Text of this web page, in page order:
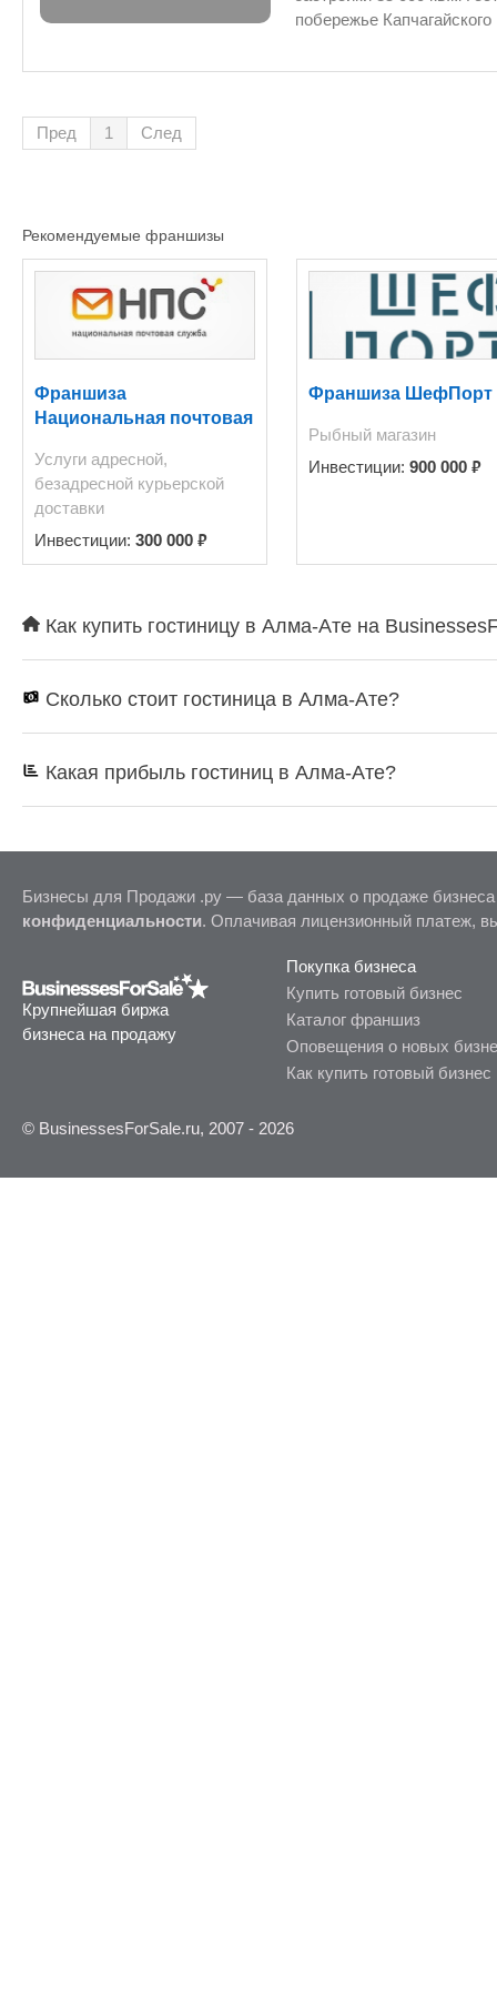
побережье Капчагайского водохранилища, в 70 км от центра г. Алматы и в 50 км от
бизнеса Казахстана и традиционное место отдыха жителей и гостей г. Алматы. Объект имеет
Пред 1 След
Рекомендуемые франшизы
Франшиза
Национальная почтовая
Услуги адресной,
безадресной курьерской
доставки
Инвестиции: 300 000 ₽
Франшиза ШефПорт
Рыбный магазин
Инвестиции: 900 000 ₽
Как купить гостиницу в Алма-Ате на
Сколько стоит гостиница в Алма-Ате?
Какая прибыль гостиниц в Алма-Ате?
Бизнесы для Продажи .ру — база данных о продаже
конфиденциальности. Оплачивая лицензионный платеж,
Крупнейшая биржа
бизнеса на продажу
Покупка бизнеса
Купить готовый бизнес
Каталог франшиз
Оповещения о новых
Как купить готовый бизнес
© BusinessesForSale.ru, 2007 - 2026